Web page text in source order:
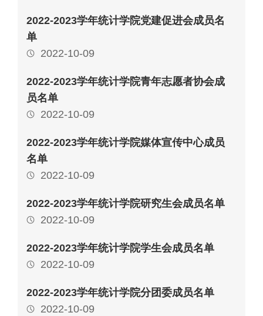
2022-2023学年统计学院党建促进会成员名
单
2022-10-09
2022-2023学年统计学院青年志愿者协会成
员名单
2022-10-09
2022-2023学年统计学院媒体宣传中心成员
名单
2022-10-09
2022-2023学年统计学院研究生会成员名单
2022-10-09
2022-2023学年统计学院学生会成员名单
2022-10-09
2022-2023学年统计学院分团委成员名单
2022-10-09